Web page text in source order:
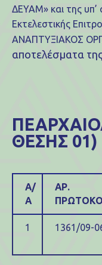
ΔΕΥΑΜ» και της
Εκτελεστικής
ΑΝΑΠΤΥΞΙΑΚΟΣ
αποτελέσματα
ΘΕΣΗΣ 01)
Α/
Α
ΑΡ.
1 1361/09-